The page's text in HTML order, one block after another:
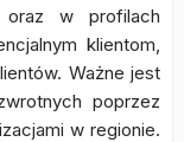
oraz w profilach
klientom,
Ważne jest
poprzez
w regionie.